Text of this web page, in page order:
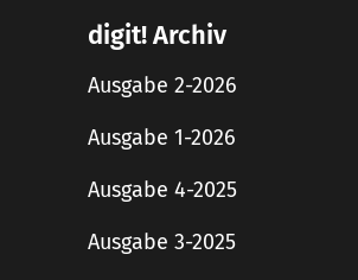
digit! Archiv
Ausgabe 2-2026
Ausgabe 1-2026
Ausgabe 4-2025
Ausgabe 3-2025